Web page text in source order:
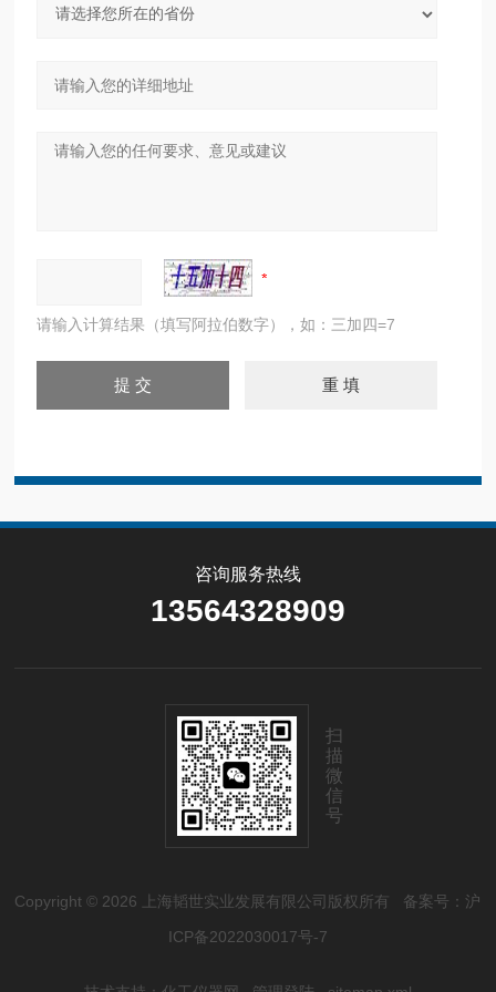
请输入计算结果（填写阿拉伯数字），如：三加四=7
咨询服务热线
13564328909
扫
描
微
信
号
Copyright © 2026 上海韬世实业发展有限公司版权所有 备案号：沪
ICP备2022030017号-7